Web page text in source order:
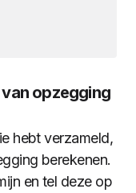
opzegging
hebt verzameld,
berekenen.
en tel deze op